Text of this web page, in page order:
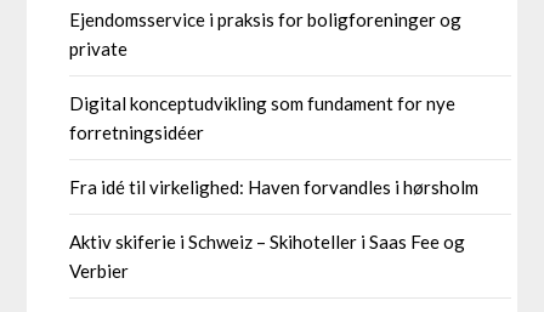
Ejendomsservice i praksis for boligforeninger og
private
Digital konceptudvikling som fundament for nye
forretningsidéer
Fra idé til virkelighed: Haven forvandles i hørsholm
Aktiv skiferie i Schweiz – Skihoteller i Saas Fee og
Verbier